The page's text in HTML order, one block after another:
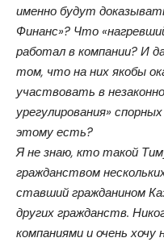
именно будут
Финанс»? Что
работал в компании? И
том, что на них якобы
участвовать в
урегулирования»
этому есть?
Я не знаю, кто такой
гражданством
ставший гражданином
других гражданств.
компаниями и очень